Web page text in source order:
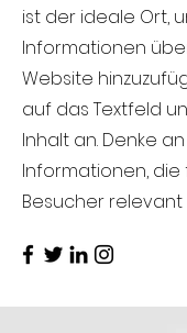
ist der ideale Ort,
Informationen
Website
auf das Textfeld
Inhalt an. Denke
Informationen, die
Besucher relevant